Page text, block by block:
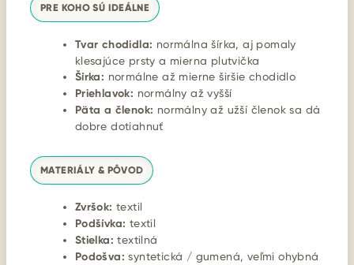
PRE KOHO SÚ IDEÁLNE
Tvar chodidla: normálna šírka, aj pomaly
klesajúce prsty a mierna plutvička
Šírka: normálne až mierne širšie chodidlo
Priehlavok: normálny až vyšší
Päta a členok: normálny až užší členok sa dá
dobre dotiahnuť
MATERIÁLY & PÔVOD
Zvršok: textil
Podšívka: textil
Stielka: textilná
Podošva: syntetická / gumená, veľmi ohybná